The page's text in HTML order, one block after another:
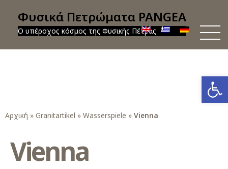
Φυσικά Πετρώματα PANGEA
Ο υπέροχος κόσμος της Φυσικής Πέτρας
Αρχική » Granitartikel » Wasserspiele » Vienna
Vienna